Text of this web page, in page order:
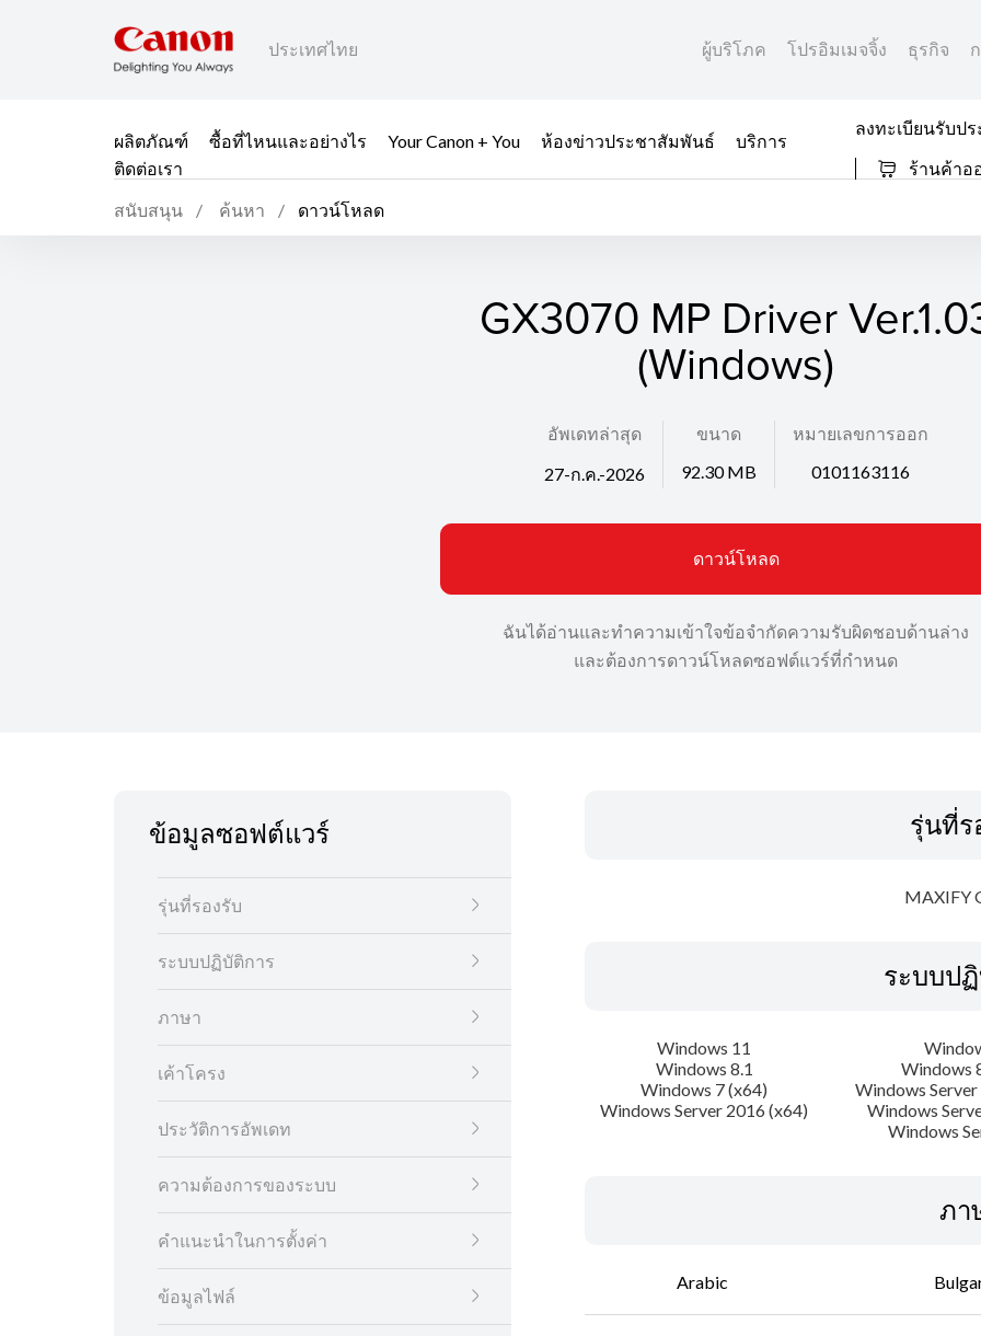
ประเทศไทย ผู้บริโภค โปรอิมเมจจิ้ง ธุรกิจ
ผลิตภัณฑ์ ซื้อที่ไหนและอย่างไร Your Canon + You ห้องข่าวประชาสัมพันธ์
บริการ
ติดต่อเรา
ลงทะเบียนรับป
ร้านค้าอ
สนับสนุน ค้นหา ดาวน์โหลด
GX3070 MP Driver
(Windows)
อัพเดทล่าสุด
27-ก.ค.-2026
ขนาด
92.30 MB
หมายเลขการออก
0101163116
ดาวน์โหลด
ฉันได้อ่านและทำความเข้าใจข้อจำกัดความรับผิดชอบด้านล่าง
และต้องการดาวน์โหลดซอฟต์แวร์ที่กำหนด
ข้อมูลซอฟต์แวร์
รุ่นที่รองรับ
ระบบปฏิบัติการ
ภาษา
เค้าโครง
ประวัติการอัพเดท
ความต้องการของระบบ
คำแนะนำในการตั้งค่า
ข้อมูลไฟล์
รุ่นที่ร
MAXIFY
ระบบป
Windows 11
Windows 8.1
Windows
Windows 7 (x64)
Windows
Windows Server 2016 (x64)
Windows
Windows
ภา
Arabic